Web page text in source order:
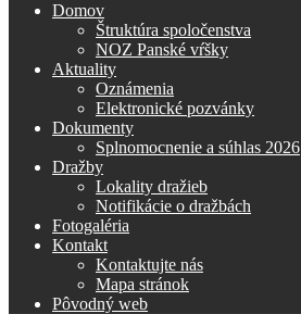
Domov
Štruktúra spoločenstva
NOZ Panské vŕšky
Aktuality
Oznámenia
Elektronické pozvánky
Dokumenty
Splnomocnenie a súhlas 2026
Dražby
Lokality dražieb
Notifikácie o dražbách
Fotogaléria
Kontakt
Kontaktujte nás
Mapa stránok
Pôvodný web